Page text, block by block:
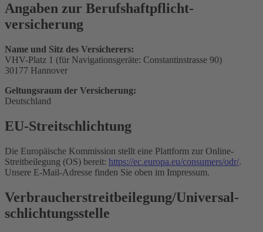
Angaben zur Berufs­haftpflicht­
versicherung
Name und Sitz des Versicherers:
VHV-Platz 1 (für Navigationsgeräte: Constantinstrasse 90)
30177 Hannover
Geltungsraum der Versicherung:
Deutschland
EU-Streitschlichtung
Die Europäische Kommission stellt eine Plattform zur Online-
Streitbeilegung (OS) bereit: https://ec.europa.eu/consumers/odr/.
Unsere E-Mail-Adresse finden Sie oben im Impressum.
Verbraucher­streit­beilegung/Universal­
schlichtungs­stelle